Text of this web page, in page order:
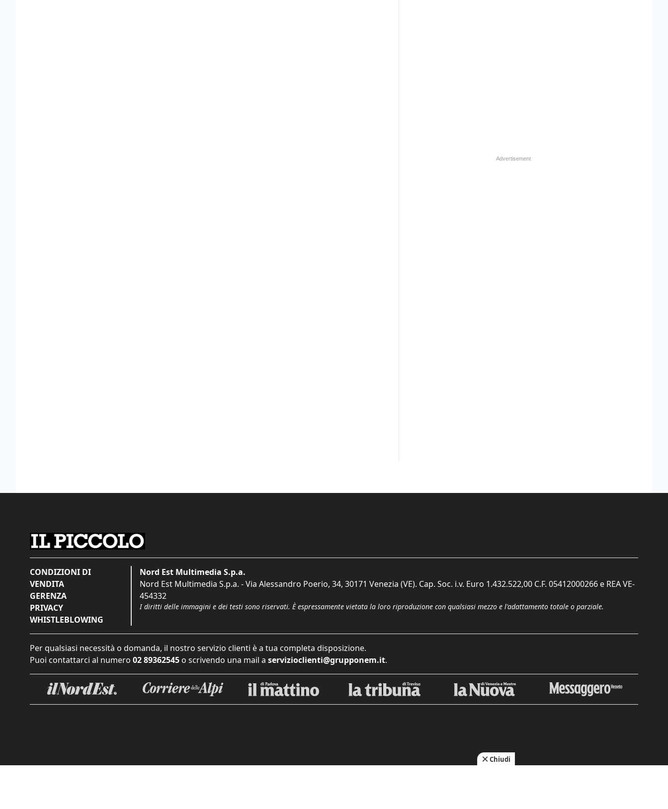
CONDIZIONI DI
VENDITA
GERENZA
PRIVACY
WHISTLEBLOWING
Nord Est Multimedia S.p.a.
Nord Est Multimedia S.p.a. - Via Alessandro Poerio, 34, 30171 Venezia (VE). Cap. Soc. i.v. Euro 1.432.522,00 C.F. 05412000266 e REA VE-
454332
I diritti delle immagini e dei testi sono riservati. È espressamente vietata la loro riproduzione con qualsiasi mezzo e l'adattamento totale o parziale.
Per qualsiasi necessità o domanda, il nostro servizio clienti è a tua completa disposizione.
Puoi contattarci al numero 02 89362545 o scrivendo una mail a servizioclienti@grupponem.it.
Chiudi